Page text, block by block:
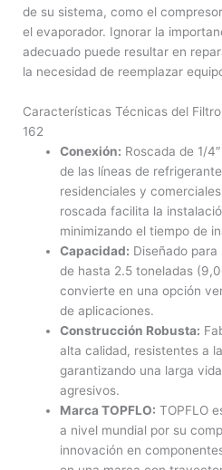
de su sistema, como el
el evaporador. Ignorar la
adecuado puede resultar en
la necesidad de reemplazar
Características Técnicas del
162
Conexión: Roscada de 1/
de las líneas de
residenciales y
roscada facilita la
minimizando el tiempo de
Capacidad: Diseñado
de hasta 2.5 toneladas
convierte en una opción
de aplicaciones.
Construcción Robusta:
alta calidad, resistentes a
garantizando una larga
agresivos.
Marca TOPFLO: TOPFLO
a nivel mundial por su
innovación en